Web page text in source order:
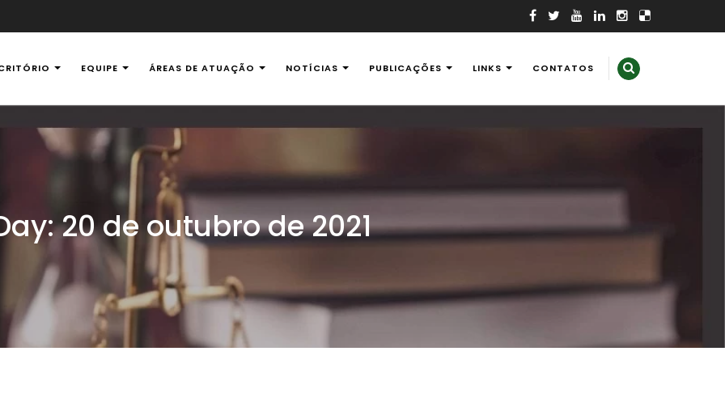
Ambiental
EQUIPE ÁREAS DE ATUAÇÃO NOTÍCIAS PUBLICAÇÕES LINKS CONTATOS
20 de outubro de 2021